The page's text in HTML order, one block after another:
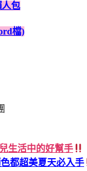
人包
檔)
生活中的好幫手
都超美夏天必入手